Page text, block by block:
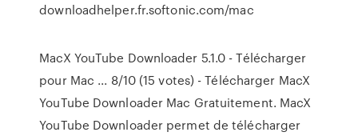
downloadhelper.fr.softonic.com/mac
MacX YouTube Downloader 5.1.0 - Télécharger
pour Mac ... 8/10 (15 votes) - Télécharger MacX
YouTube Downloader Mac Gratuitement. MacX
YouTube Downloader permet de télécharger